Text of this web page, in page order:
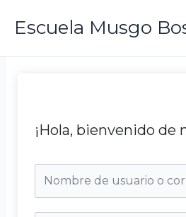
Escuela Musgo
¡Hola, bienvenido de